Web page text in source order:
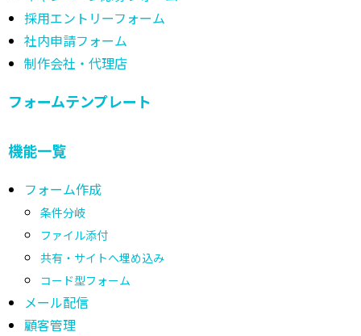
採用エントリーフォーム
社内申請フォーム
制作会社・代理店
フォームテンプレート
機能一覧
フォーム作成
条件分岐
ファイル添付
共有・サイトへ埋め込み
コード型フォーム
メール配信
顧客管理